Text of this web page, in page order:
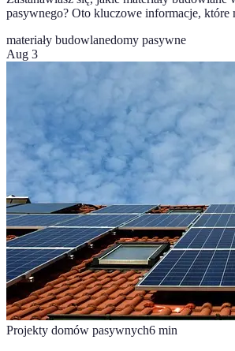
pasywnego? Oto kluczowe informacje, które
materiały budowlanedomy pasywne
Aug 3
Projekty domów pasywnych6 min